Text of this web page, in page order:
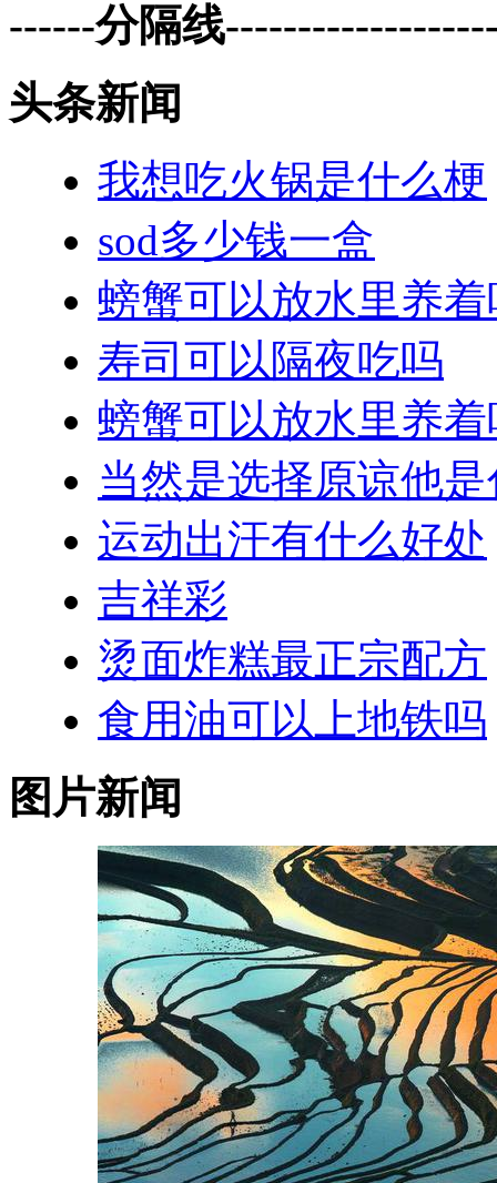
------分隔线
头条新闻
我想吃火锅是什么梗
sod多少钱一盒
螃蟹可以放水里养着
寿司可以隔夜吃吗
螃蟹可以放水里养着
当然是选择原谅他
运动出汗有什么好处
吉祥彩
烫面炸糕最正宗配方
食用油可以上地铁吗
图片新闻